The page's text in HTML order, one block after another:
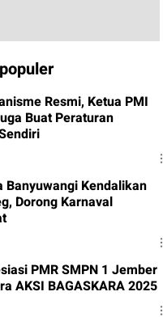
Resmi, Ketua PMI
Buat Peraturan
Banyuwangi Kendalikan
Dorong Karnaval
PMR SMPN 1 Jember
AKSI BAGASKARA 2025